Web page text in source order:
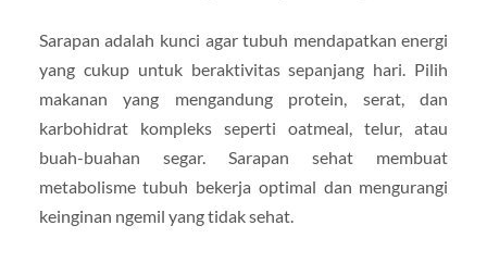
Sarapan adalah kunci agar tubuh mendapatkan energi
yang cukup untuk beraktivitas sepanjang hari. Pilih
makanan yang mengandung protein, serat, dan
karbohidrat kompleks seperti oatmeal, telur, atau
buah-buahan segar. Sarapan sehat membuat
metabolisme tubuh bekerja optimal dan mengurangi
keinginan ngemil yang tidak sehat.